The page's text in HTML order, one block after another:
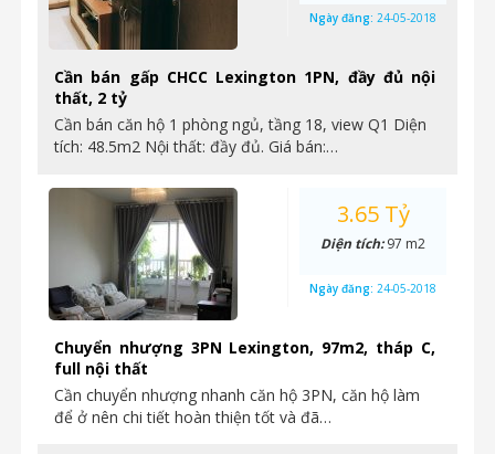
Cần bán gấp CHCC Lexington 1PN, đầy đủ nội
thất, 2 tỷ
Cần bán căn hộ 1 phòng ngủ, tầng 18, view Q1 Diện
tích: 48.5m2 Nội thất: đầy đủ. Giá bán:…
Ngày đăng: 24-05-2018
Chuyển nhượng 3PN Lexington, 97m2, tháp C,
full nội thất
Cần chuyển nhượng nhanh căn hộ 3PN, căn hộ làm
để ở nên chi tiết hoàn thiện tốt và đã…
3.65 Tỷ
Diện tích:97 m2
Ngày đăng: 24-05-2018